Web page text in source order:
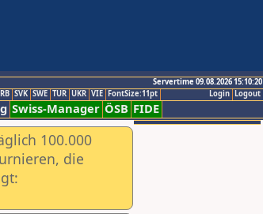
Servertime 09.08.2026 15:10:20
Logout
Login
SVK SWE TUR UKR VIE FontSize:11pt
Swiss-Manager ÖSB FIDE
100.000
die